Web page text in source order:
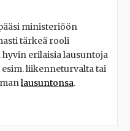
ministeriöön
tärkeä rooli
erilaisia lausuntoja
liikenneturvalta tai
lausuntonsa.